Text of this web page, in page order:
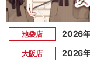
池袋店 2026
大阪店 2026